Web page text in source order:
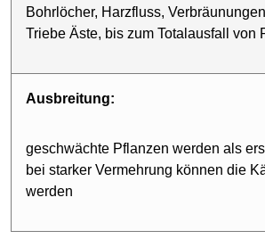
Bohrlöcher, Harzfluss,
Triebe Äste, bis zum Totalausfall von
Ausbreitung:
geschwächte Pflanzen werden als
bei starker Vermehrung können die
werden